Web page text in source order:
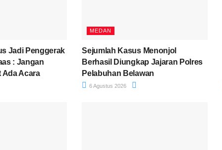
Jadi Penggerak
: Jangan
Ada Acara
MEDAN
Sejumlah Kasus Menonjol
Berhasil Diungkap Jajaran Polres
Pelabuhan Belawan
6 Agustus 2026